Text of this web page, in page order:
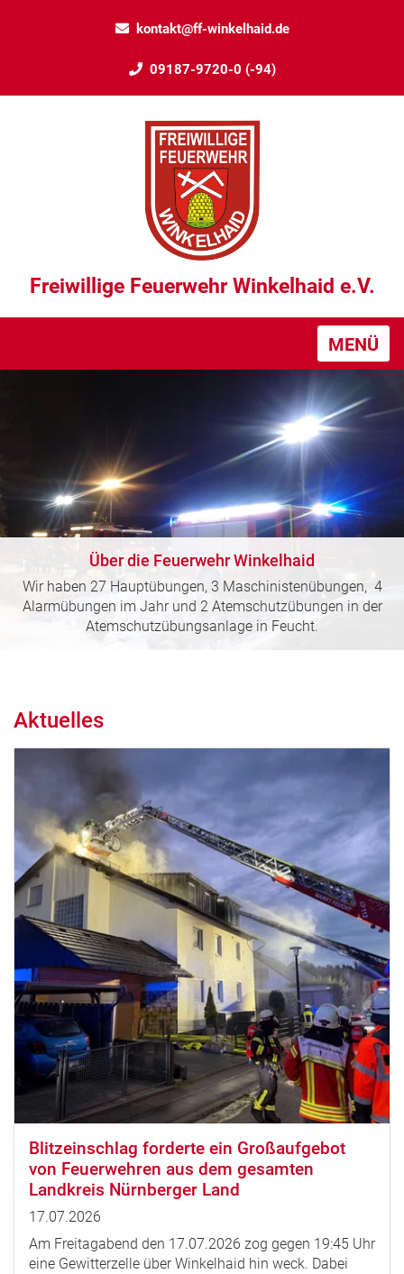
kontakt@ff-winkelhaid.de
09187-9720-0 (-94)
Freiwillige Feuerwehr Winkelhaid e.V.
MENÜ
Über die Feuerwehr Winkelhaid
Wir haben 27 Hauptübungen, 3 Maschinistenübungen, 4
Alarmübungen im Jahr und 2 Atemschutzübungen in der
Atemschutzübungsanlage in Feucht.
Aktuelles
Blitzeinschlag forderte ein Großaufgebot
von Feuerwehren aus dem gesamten
Landkreis Nürnberger Land
17.07.2026
Am Freitagabend den 17.07.2026 zog gegen 19:45 Uhr
eine Gewitterzelle über Winkelhaid hin weck. Dabei